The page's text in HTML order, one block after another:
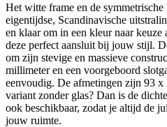
Het witte frame en de
eigentijdse, Scandinavische
en klaar om in een kleur naar
deze perfect aansluit bij jouw stijl.
om zijn stevige en massieve
millimeter en een voorgeboord
eenvoudig. De afmetingen zijn 93 x
variant zonder glas? Dan is de
ook beschikbaar, zodat je altijd de
jouw ruimte.